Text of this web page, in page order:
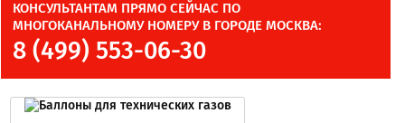
КОНСУЛЬТАНТАМ ПРЯМО СЕЙЧАС ПО
МНОГОКАНАЛЬНОМУ НОМЕРУ В ГОРОДЕ МОСКВА:
8 (499) 553-06-30